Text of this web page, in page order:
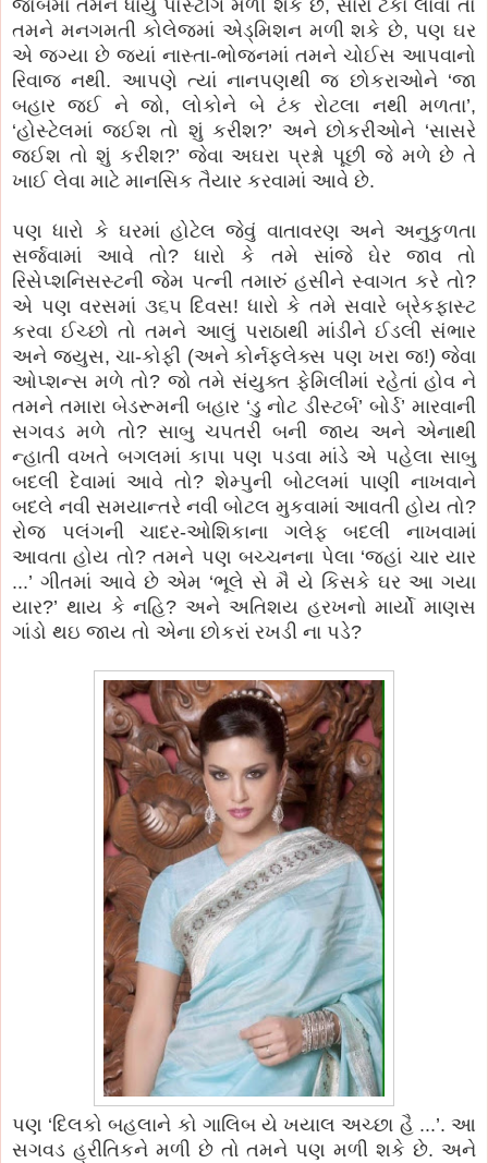
જોબમાં તમને ધાર્યું પોસ્ટીંગ મળી શકે છે, સારા ટકા લાવો તો
તમને મનગમતી કોલેજમાં એડ્મિશન મળી શકે છે, પણ ઘર
એ જગ્યા છે જ્યાં નાસ્તા-ભોજનમાં તમને ચોઈસ આપવાનો
રિવાજ નથી. આપણે ત્યાં નાનપણથી જ છોકરાઓને ‘જા
બહાર જઈ ને જો, લોકોને બે ટંક રોટલા નથી મળતા’,
‘હોસ્ટેલમાં જઈશ તો શું કરીશ?’ અને છોકરીઓને ‘સાસરે
જઈશ તો શું કરીશ?’ જેવા અઘરા પ્રશ્નો પૂછી જે મળે છે તે
ખાઈ લેવા માટે માનસિક તૈયાર કરવામાં આવે છે.
પણ ધારો કે ઘરમાં હોટેલ જેવું વાતાવરણ અને અનુકુળતા
સર્જવામાં આવે તો? ધારો કે તમે સાંજે ઘેર જાવ તો
રિસેપ્શનિસસ્ટની જેમ પત્ની તમારું હસીને સ્વાગત કરે તો?
એ પણ વરસમાં ૩૬૫ દિવસ! ધારો કે તમે સવારે બ્રેકફાસ્ટ
કરવા ઈચ્છો તો તમને આલું પરાઠાથી માંડીને ઈડલી સંભાર
અને જ્યુસ, ચા-કોફી (અને કોર્નફ્લેક્સ પણ ખરા જ!) જેવા
ઓપ્શન્સ મળે તો? જો તમે સંયુક્ત ફેમિલીમાં રહેતાં હોવ ને
તમને તમારા બેડરૂમની બહાર ‘ડુ નોટ ડીસ્ટર્બ’ બોર્ડ’ મારવાની
સગવડ મળે તો? સાબુ ચપતરી બની જાય અને એનાથી
ન્હાતી વખતે બગલમાં કાપા પણ પડવા માંડે એ પહેલા સાબુ
બદલી દેવામાં આવે તો? શેમ્પુની બોટલમાં પાણી નાખવાને
બદલે નવી સમયાન્તરે નવી બોટલ મુકવામાં આવતી હોય તો?
રોજ પલંગની ચાદર-ઓશિકાના ગલેફ બદલી નાખવામાં
આવતા હોય તો? તમને પણ બચ્ચનના પેલા ‘જહાં ચાર યાર
...’ ગીતમાં આવે છે એમ ‘ભૂલે સે મૈ યે કિસકે ઘર આ ગયા
યાર?’ થાય કે નહિ? અને અતિશય હરખનો માર્યો માણસ
ગાંડો થઇ જાય તો એના છોકરાં રખડી ના પડે?
પણ ‘દિલકો બહલાને કો ગાલિબ યે ખયાલ અચ્છા હૈ ...’. આ
સગવડ હ્રીતિકને મળી છે તો તમને પણ મળી શકે છે. અને